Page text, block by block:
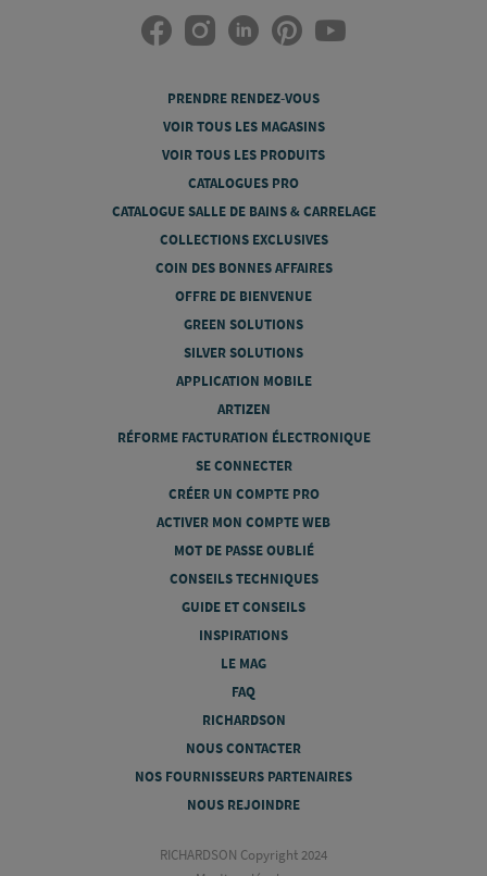
PRENDRE RENDEZ-VOUS
VOIR TOUS LES MAGASINS
VOIR TOUS LES PRODUITS
CATALOGUES PRO
CATALOGUE SALLE DE BAINS & CARRELAGE
COLLECTIONS EXCLUSIVES
COIN DES BONNES AFFAIRES
OFFRE DE BIENVENUE
GREEN SOLUTIONS
SILVER SOLUTIONS
APPLICATION MOBILE
ARTIZEN
RÉFORME FACTURATION ÉLECTRONIQUE
SE CONNECTER
CRÉER UN COMPTE PRO
ACTIVER MON COMPTE WEB
MOT DE PASSE OUBLIÉ
CONSEILS TECHNIQUES
GUIDE ET CONSEILS
INSPIRATIONS
LE MAG
FAQ
RICHARDSON
NOUS CONTACTER
NOS FOURNISSEURS PARTENAIRES
NOUS REJOINDRE
RICHARDSON Copyright 2024